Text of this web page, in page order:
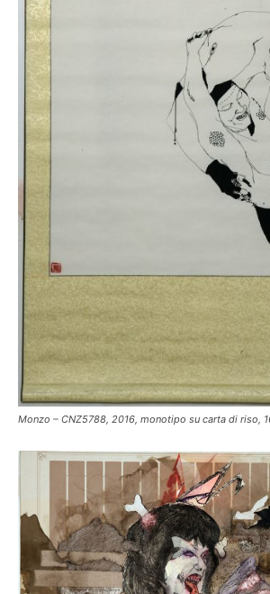
Monzo – CNZ5788, 2016, monotipo su carta di riso,